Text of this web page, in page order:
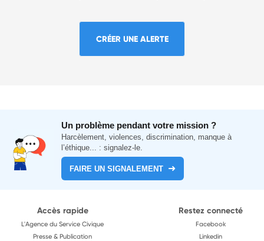
CRÉER UNE ALERTE
Un problème pendant votre mission ?
Harcèlement, violences, discrimination, manque à
l’éthique... : signalez-le.
FAIRE UN SIGNALEMENT
Accès rapide
L'Agence du Service Civique
Presse & Publication
Restez connecté
Facebook
Linkedin